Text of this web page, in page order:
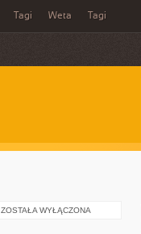
Tagi Weta Tagi
KULTURA
ZOSTAŁA WYŁĄCZONA